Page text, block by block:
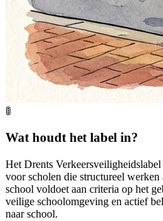
🚦
Wat houdt het label in?
Het Drents
voor scholen die structureel
school voldoet aan criteria op het
veilige schoolomgeving en actief
naar school.